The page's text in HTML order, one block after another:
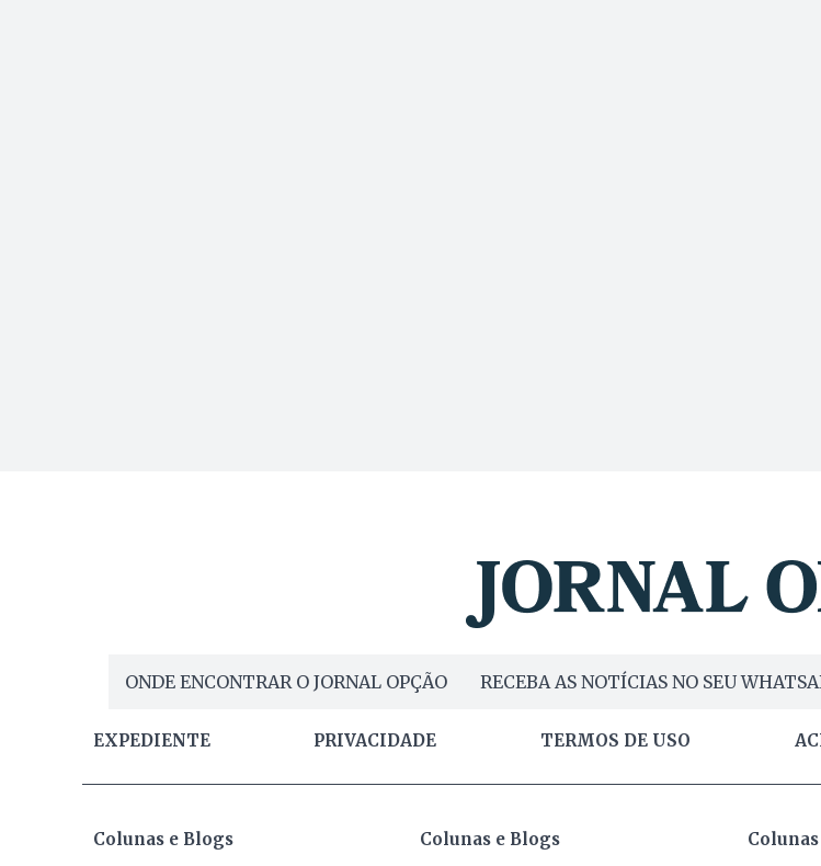
ONDE ENCONTRAR O JORNAL OPÇÃO RECEBA AS NOTÍCIAS NO SEU
EXPEDIENTE PRIVACIDADE TERMOS DE USO
Colunas e Blogs Colunas e Blogs